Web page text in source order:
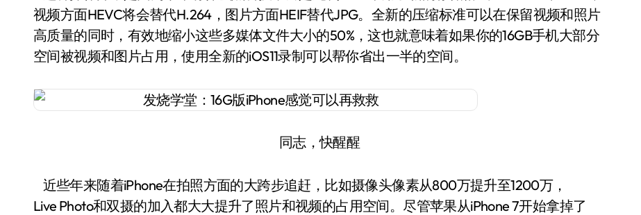
视频方面HEVC将会替代H.264，图片方面HEIF替代JPG。全新的压缩标准可以在保留视频和照片
高质量的同时，有效地缩小这些多媒体文件大小的50%，这也就意味着如果你的16GB手机大部分
空间被视频和图片占用，使用全新的iOS11录制可以帮你省出一半的空间。
同志，快醒醒
近些年来随着iPhone在拍照方面的大跨步追赶，比如摄像头像素从800万提升至1200万，
Live Photo和双摄的加入都大大提升了照片和视频的占用空间。尽管苹果从iPhone 7开始拿掉了